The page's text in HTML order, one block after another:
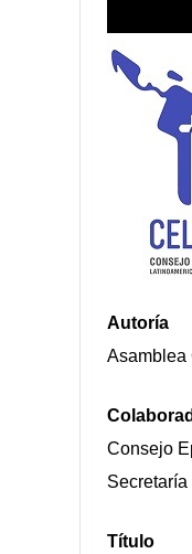
Autoría
Asamblea
Consejo
Secretaría
Título